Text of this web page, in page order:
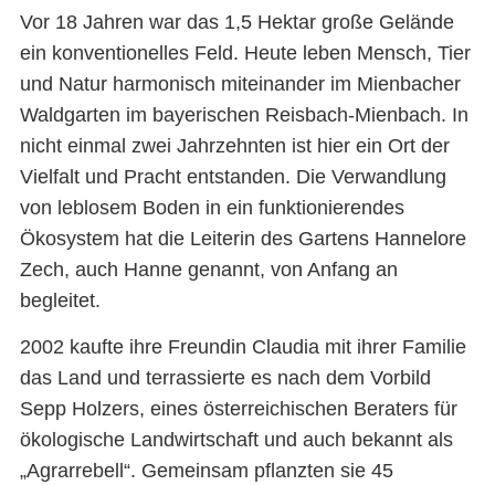
Vor 18 Jahren war das 1,5 Hektar große Gelände
ein konventionelles Feld. Heute leben Mensch, Tier
und Natur harmonisch miteinander im Mienbacher
Waldgarten im bayerischen Reisbach-Mienbach. In
nicht einmal zwei Jahrzehnten ist hier ein Ort der
Vielfalt und Pracht entstanden. Die Verwandlung
von leblosem Boden in ein funktionierendes
Ökosystem hat die Leiterin des Gartens Hannelore
Zech, auch Hanne genannt, von Anfang an
begleitet.
2002 kaufte ihre Freundin Claudia mit ihrer Familie
das Land und terrassierte es nach dem Vorbild
Sepp Holzers, eines österreichischen Beraters für
ökologische Landwirtschaft und auch bekannt als
„Agrarrebell“. Gemeinsam pflanzten sie 45